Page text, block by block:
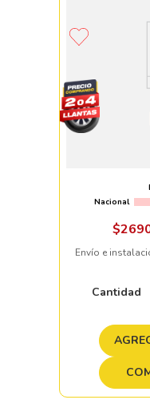
Llanta 205/
Nacional
$
Envío e
Cantidad